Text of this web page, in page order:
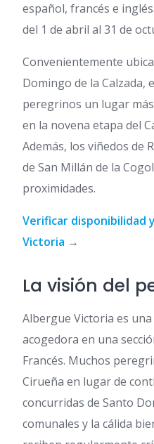
español, francés e
del 1 de abril al 31 de
Convenientemente
Domingo de la Calzada,
peregrinos un lugar
en la novena etapa del
Además, los viñedos de
de San Millán de la
proximidades.
Verificar disponibilidad
Victoria →
La visión del
Albergue Victoria es
acogedora en una
Francés. Muchos
Cirueña en lugar de
concurridas de Santo
comunales y la cálida